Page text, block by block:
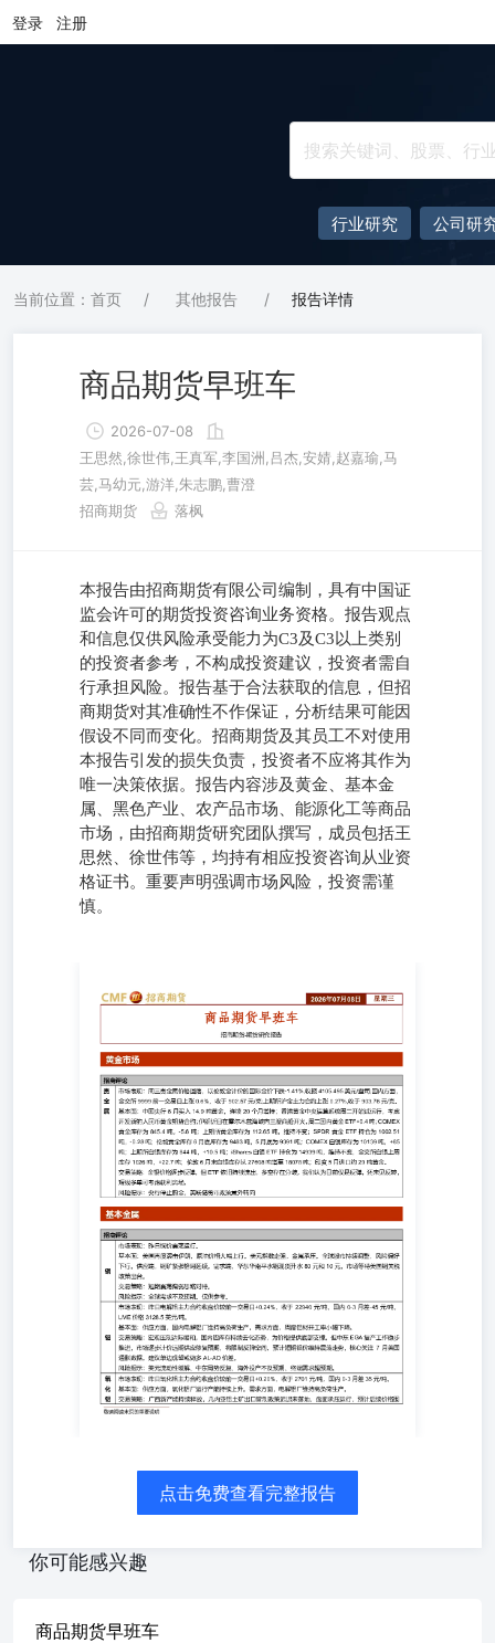
登录 注册
行业研究 公司研
当前位置：首页 / 其他报告 / 报告详情
商品期货早班车
2026-07-08
王思然,徐世伟,王真军,李国洲,吕杰,安婧,赵嘉瑜,马
芸,马幼元,游洋,朱志鹏,曹澄
招商期货
落枫
本报告由招商期货有限公司编制，具有中国证
监会许可的期货投资咨询业务资格。报告观点
和信息仅供风险承受能力为C3及C3以上类别
的投资者参考，不构成投资建议，投资者需自
行承担风险。报告基于合法获取的信息，但招
商期货对其准确性不作保证，分析结果可能因
假设不同而变化。招商期货及其员工不对使用
本报告引发的损失负责，投资者不应将其作为
唯一决策依据。报告内容涉及黄金、基本金
属、黑色产业、农产品市场、能源化工等商品
市场，由招商期货研究团队撰写，成员包括王
思然、徐世伟等，均持有相应投资咨询从业资
格证书。重要声明强调市场风险，投资需谨
慎。
评论 黑色产业 农产品市场 能源化工 招商期货研究团队 王
思然(投资咨询从业资格证书编号：Z0017486)徐世伟(投资
咨询从业资格证书编号：Z0001836)王真军(投资咨询从业资
格证书编号：Z0010289)李国洲(投资咨询从业资格证书编
号：Z0020532)吕杰(投资咨询从业资格证书编号：
Z0012822)安婧(投资咨询从业资格证书编号：Z0016777)赵
嘉瑜(投资咨询从业资格证书编号：Z0016776)马芸(投资咨
询从业资格证书编号：Z0018708)马幼元(投资咨询从业资格
证书编号：Z0018356)游洋(投资咨询从业资格证书编号：
Z0019846)朱志鹏(投资咨询从业资格证书编号：Z0019924)
曹澄(投资咨询从业资格证书编号：Z0021223) 重要声明 本
报告由招商期货有限公司（以下简称“本公司”）编制，本公
司具有中国证监会许可的期货投资咨询业务资格（证监许可
【2011】1291号）。《证券期货投资者适当性管理办法》于
2017年7月1日起正式实施，本报告发布的观点和信息仅供经
招商期货有限公司评估风险承受能力为C3及C3以上类别的
投资者参考。若您的风险承受能力不满足上述条件，请取消
订阅、接收或使用本研报中的任何信息。请您审慎考察金融
产品或服务的风险及特征，根据自身的风险承受能力自行作
证。本报告所包含的分析基于各种假设，不同假设可能导致
分析结果出现重大不同。报告中的内容和意见仅供参考，并
期货不会因接收人收到此报告而视他们为其客户。投资者据
此作出的任何投资决策与本公司、本公司员工无关。 市场
唯一参考因素，亦不应认为本报告可取代自己的判断。除法
点击免费查看完整报告
你可能感兴趣
商品期货早班车